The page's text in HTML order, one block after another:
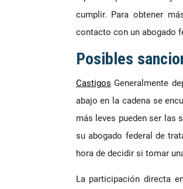
cumplir. Para obtener
contacto con un abogado
Posibles
Castigos Generalmente
abajo en la cadena se
más leves pueden ser las
su abogado federal de
hora de decidir si tomar
La participación directa